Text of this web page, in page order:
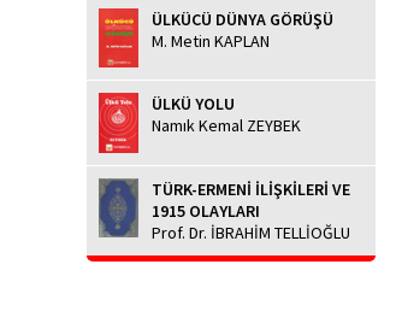
ÜLKÜCÜ DÜNYA GÖRÜŞÜ
M. Metin KAPLAN
ÜLKÜ YOLU
Namık Kemal ZEYBEK
TÜRK-ERMENİ İLİŞKİLERİ VE
1915 OLAYLARI
Prof. Dr. İBRAHİM TELLİOĞLU